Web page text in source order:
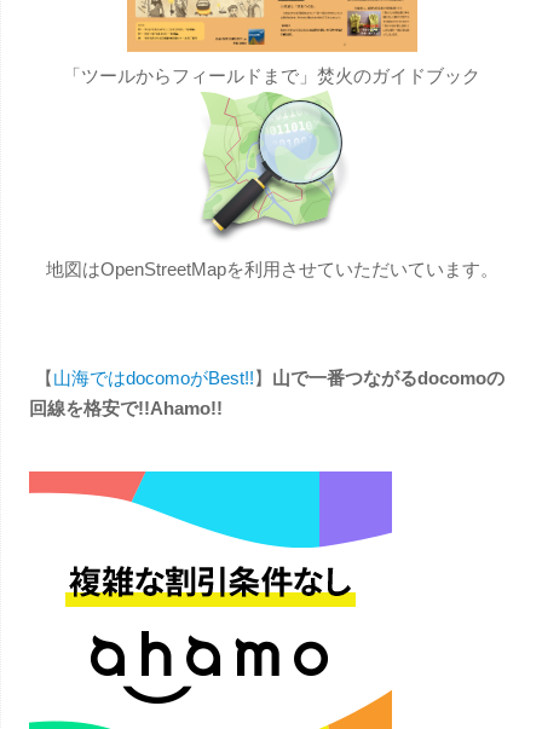
「ツールからフィールドまで」焚火のガイドブック
地図はOpenStreetMapを利用させていただいています。
【山海ではdocomoがBest!!】 山で一番つながるdocomoの
回線を格安で!!Ahamo!!